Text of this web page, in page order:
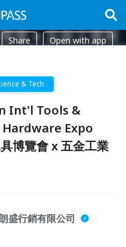
Share Open with app
& Tech
Int'l Tools &
Expo
博覽會 x 五金工業
盛行銷有限公司